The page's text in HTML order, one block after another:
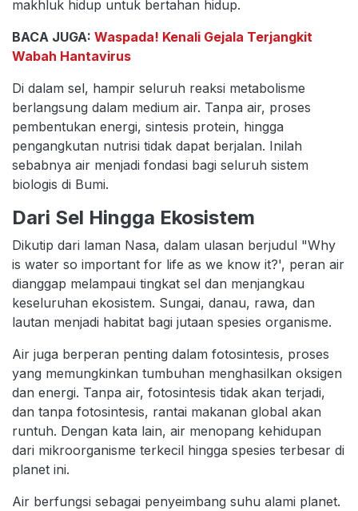
makhluk hidup untuk bertahan hidup.
BACA JUGA: Waspada! Kenali Gejala Terjangkit
Wabah Hantavirus
Di dalam sel, hampir seluruh reaksi metabolisme
berlangsung dalam medium air. Tanpa air, proses
pembentukan energi, sintesis protein, hingga
pengangkutan nutrisi tidak dapat berjalan. Inilah
sebabnya air menjadi fondasi bagi seluruh sistem
biologis di Bumi.
Dari Sel Hingga Ekosistem
Dikutip dari laman Nasa, dalam ulasan berjudul "Why
is water so important for life as we know it?', peran air
dianggap melampaui tingkat sel dan menjangkau
keseluruhan ekosistem. Sungai, danau, rawa, dan
lautan menjadi habitat bagi jutaan spesies organisme.
Air juga berperan penting dalam fotosintesis, proses
yang memungkinkan tumbuhan menghasilkan oksigen
dan energi. Tanpa air, fotosintesis tidak akan terjadi,
dan tanpa fotosintesis, rantai makanan global akan
runtuh. Dengan kata lain, air menopang kehidupan
dari mikroorganisme terkecil hingga spesies terbesar di
planet ini.
Air berfungsi sebagai penyeimbang suhu alami planet.